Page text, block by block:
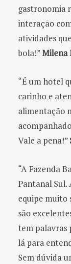
gastronomia
interação
atividades
bola!”Milena
“É um hotel
carinho e
alimentação
Vale a pena!”
“A Fazenda
Pantanal
equipe muito
são
tem palavras
lá para
Sem dúvida